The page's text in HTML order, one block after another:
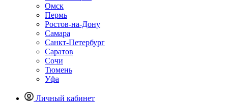
Омск
Пермь
Ростов-на-Дону
Самара
Санкт-Петербург
Саратов
Сочи
Тюмень
Уфа
Личный кабинет